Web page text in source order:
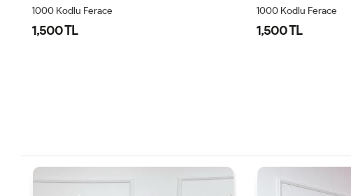
1000 Kodlu Ferace
1,500 TL
1000 Kodlu Ferace
1,500 TL